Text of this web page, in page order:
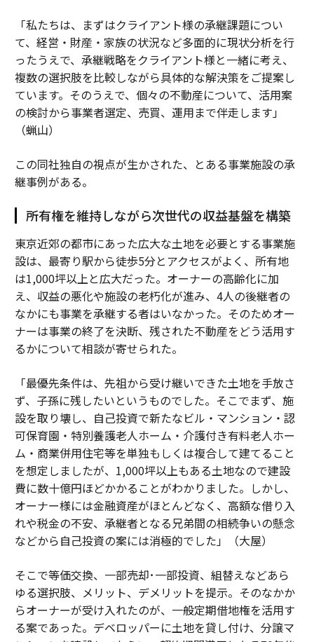
「私たちは、まずはクライアント様の承継課題につい
て、経営・財産・家族の状況など多面的に現状分析を行
ったうえで、承継戦略をクライアント様と一緒に考え、
複数の選択肢を比較しながら具体的な解決策をご提案し
ています。そのうえで、個々の不動産について、活用案
の検討から事業者選定、売買、運用まで伴走します」
（蝋山）
この同社独自の視点が生かされた、とある事業施設の承
継事例がある。
所有権を維持しながら次世代の収益基盤を構築
東京近郊の都市にあった広大な土地を必要とする事業施
設は、最寄り駅から徒歩5分とアクセスがよく、所有地
は1,000坪以上と広大だった。オーナーの高齢化に加
え、収益の悪化や施設の老朽化が進み、4人の後継者の
なかにも事業を承継する者はいなかった。そのためオー
ナーは事業の終了を決断、残された不動産をどう活用す
るかについて相談が寄せられた。
「最優先条件は、先祖から受け継いできた土地を手放さ
ず、子孫に残したいというものでした。そこでまず、施
設を取り壊し、自己投資で新たなビル・マンション・認
可保育園・特別養護老人ホーム・介護付き有料老人ホー
ム・商業併用住宅等を単独もしくは複合して建てること
を想定しましたが、1,000坪以上もある土地なので建設
費に数十億円ほどかかることがわかりました。しかし、
オーナー様には金融資産がほとんどなく、高額な借り入
れや税金の不安、承継者となる兄弟間の相続争いの懸念
などから自己投資の案には消極的でした」（大屋）
そこで等価交換、一部売却･一部投資、組替えなどあら
ゆる選択肢、メリット、デメリットを提示。そのなかか
らオーナーが受け入れたのが、一般定期借地権を活用す
る案であった。デベロッパーに土地を貸し付け、分譲マ